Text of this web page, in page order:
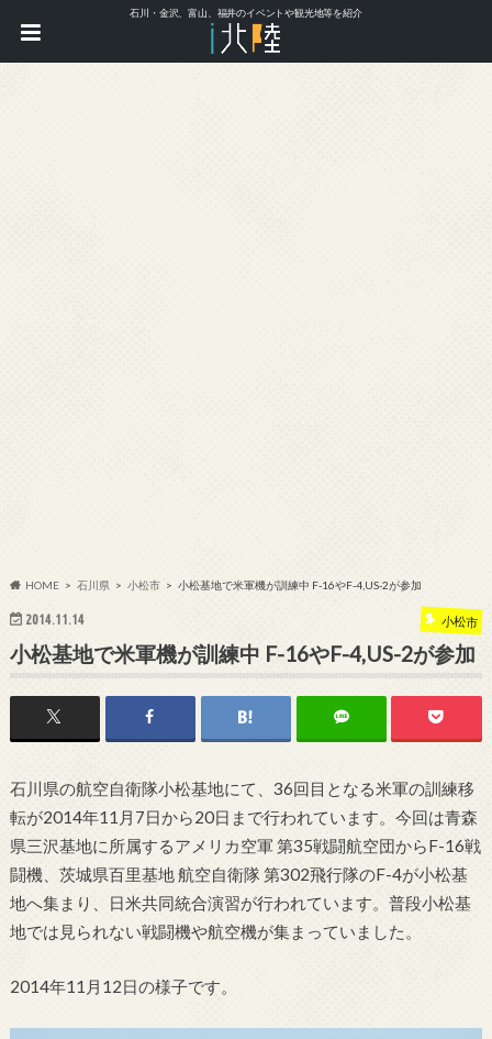
石川・金沢、富山、福井のイベントや観光地等を紹介
HOME 石川県 小松市 小松基地で米軍機が訓練中 F-16やF-4,US-2が参加
2014.11.14 小松市
小松基地で米軍機が訓練中 F-16やF-4,US-2が参加
石川県の航空自衛隊小松基地にて、36回目となる米軍の訓練移
転が2014年11月7日から20日まで行われています。今回は青森
県三沢基地に所属するアメリカ空軍 第35戦闘航空団からF-16戦
闘機、茨城県百里基地 航空自衛隊 第302飛行隊のF-4が小松基
地へ集まり、日米共同統合演習が行われています。普段小松基
地では見られない戦闘機や航空機が集まっていました。
2014年11月12日の様子です。